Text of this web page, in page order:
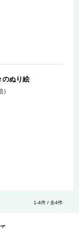
のぬり絵
1-4件 / 全4件